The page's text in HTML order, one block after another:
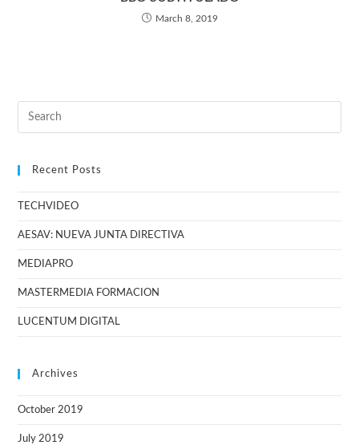
March 8, 2019
Recent Posts
TECHVIDEO
AESAV: NUEVA JUNTA DIRECTIVA
MEDIAPRO
MASTERMEDIA FORMACION
LUCENTUM DIGITAL
Archives
October 2019
July 2019